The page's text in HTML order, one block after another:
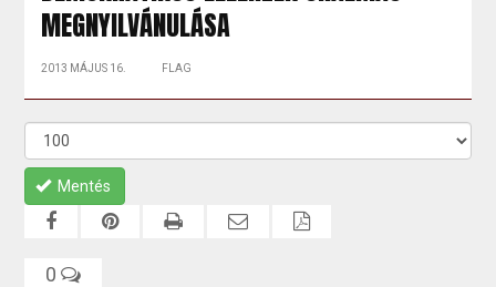
MEGNYILVÁNULÁSA
2013 MÁJUS 16. FLAG
Mentés
0